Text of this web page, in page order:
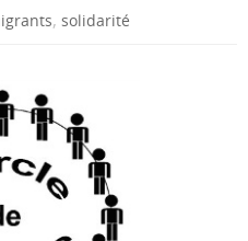
,solidarité